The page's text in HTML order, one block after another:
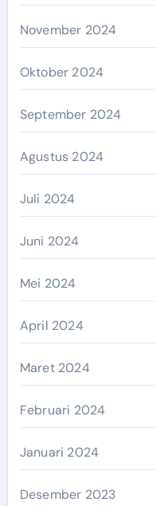
November 2024
Oktober 2024
September 2024
Agustus 2024
Juli 2024
Juni 2024
Mei 2024
April 2024
Maret 2024
Februari 2024
Januari 2024
Desember 2023